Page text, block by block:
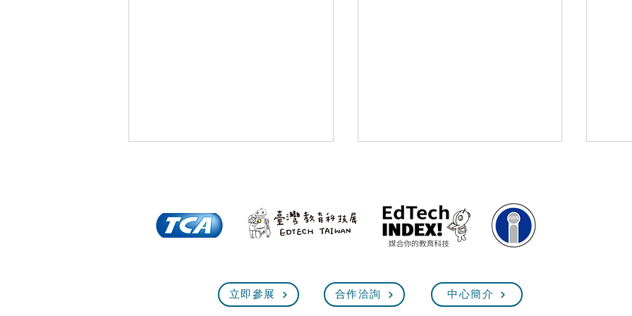
全球首創的(非成癮式演算法
+道德 AI)是 AI 的進行式『資
臺灣教育科技展7/4前參展報
名！最指標性的教育盛會，齊
立即參展 合作洽詢 中心簡介